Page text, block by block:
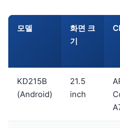
모델
화면 크
기
KD215B
(Android)
21.5
inch